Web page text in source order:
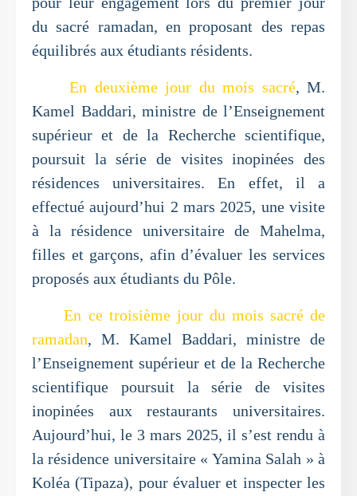
du sacré ramadan, en proposant des repas
équilibrés aux étudiants résidents.
En deuxième jour du mois sacré, M.
Kamel Baddari, ministre de l’Enseignement
supérieur et de la Recherche scientifique,
poursuit la série de visites inopinées des
résidences universitaires. En effet, il a
effectué aujourd’hui 2 mars 2025, une visite
à la résidence universitaire de Mahelma,
filles et garçons, afin d’évaluer les services
proposés aux étudiants du Pôle.
En ce troisième jour du mois sacré de
ramadan, M. Kamel Baddari, ministre de
l’Enseignement supérieur et de la Recherche
scientifique poursuit la série de visites
inopinées aux restaurants universitaires.
Aujourd’hui, le 3 mars 2025, il s’est rendu à
la résidence universitaire « Yamina Salah » à
Koléa (Tipaza), pour évaluer et inspecter les